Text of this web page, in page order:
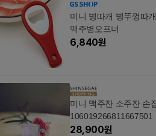
미니 병따개 병뚜껑따
맥주병오프너
6,840원
미니 맥주잔 소주잔 손
106019266811667501
28,900원